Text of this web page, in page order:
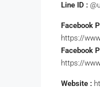
Line ID :
Facebook
https://
Facebook
https://
Website :